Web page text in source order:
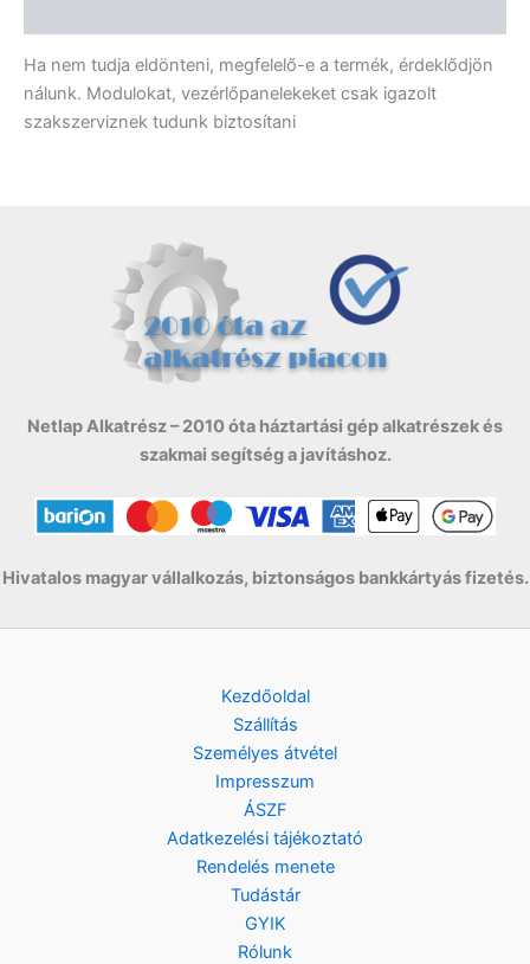
Ha nem tudja eldönteni, megfelelő-e a termék, érdeklődjön
nálunk. Modulokat, vezérlőpanelekeket csak igazolt
szakszerviznek tudunk biztosítani
Netlap Alkatrész – 2010 óta háztartási gép alkatrészek és
szakmai segítség a javításhoz.
Hivatalos magyar vállalkozás, biztonságos bankkártyás fizetés.
Kezdőoldal
Szállítás
Személyes átvétel
Impresszum
ÁSZF
Adatkezelési tájékoztató
Rendelés menete
Tudástár
GYIK
Rólunk